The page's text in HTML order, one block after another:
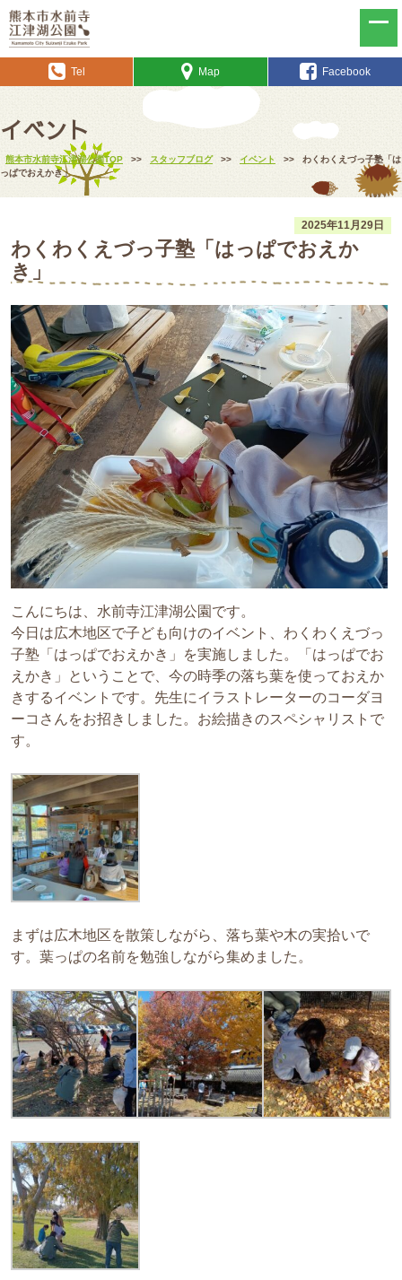
Tel Map Facebook
イベント
熊本市水前寺江津湖公園TOP >> スタッフブログ >> イベント >>
わくわくえづっ子塾「は
っぱでおえかき」
2025年11月29日
わくわくえづっ子塾「はっぱでおえか
き」
こんにちは、水前寺江津湖公園です。
今日は広木地区で子ども向けのイベント、わくわくえづっ
子塾「はっぱでおえかき」を実施しました。「はっぱでお
えかき」ということで、今の時季の落ち葉を使っておえか
きするイベントです。先生にイラストレーターのコーダヨ
ーコさんをお招きしました。お絵描きのスペシャリストで
す。
まずは広木地区を散策しながら、落ち葉や木の実拾いで
す。葉っぱの名前を勉強しながら集めました。